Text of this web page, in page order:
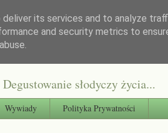
słodyczy życia...
Wywiady Polityka Prywatności
its services and to analyze
and security metrics to